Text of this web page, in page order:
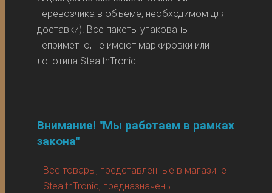
перевозчика в объеме, необходимом для
доставки). Все пакеты упакованы
неприметно, не имеют маркировки или
логотипа StealthTronic.
Внимание! "Мы работаем в рамках
закона"
Все товары, представленные в магазине
StealthTronic, предназначены